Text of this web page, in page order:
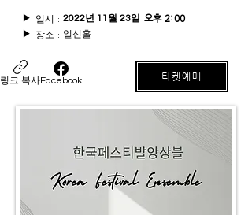
2022년 11월 23일
일시 :
▶ 오후 2:00
▶ 장소 : 일신홀
링크 복사Facebook 티켓예매